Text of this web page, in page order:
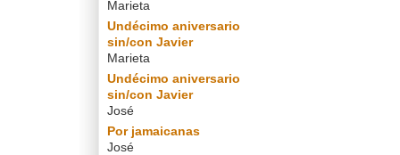
Marieta
Undécimo aniversario
sin/con Javier
Marieta
Undécimo aniversario
sin/con Javier
José
Por jamaicanas
José